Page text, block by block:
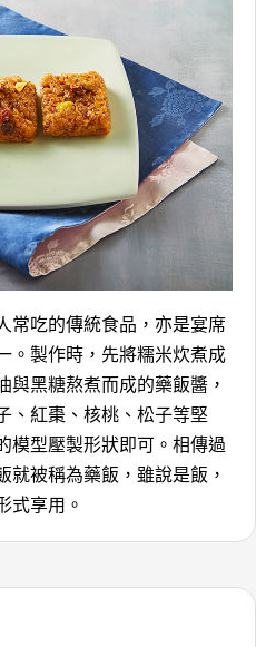
常吃的傳統食品，亦是宴席
。製作時，先將糯米炊煮成
黑糖熬煮而成的藥飯醬，
、紅棗、核桃、松子等堅
模型壓製形狀即可。相傳過
被稱為藥飯，雖說是飯，
式享用。